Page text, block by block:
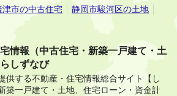
津市の中古住宅
静岡市駿河区の土地
情報（中古住宅・新築一戸建て・土
しずなび
供する不動産・住宅情報総合サイト【し
築一戸建て・土地、住宅ローン・資金計